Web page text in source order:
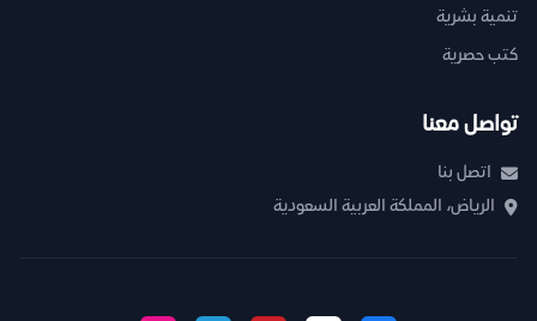
تنمية بشرية
كتب حصرية
تواصل معنا
اتصل بنا
الرياض، المملكة العربية السعودية